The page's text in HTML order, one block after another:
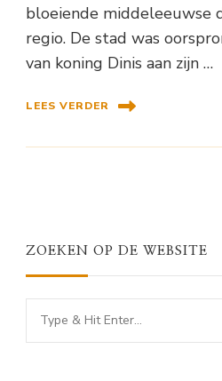
bloeiende middeleeuwse
regio. De stad was
van koning Dinis aan zijn …
LEES VERDER
ZOEKEN OP DE WEBSITE
Looking
for